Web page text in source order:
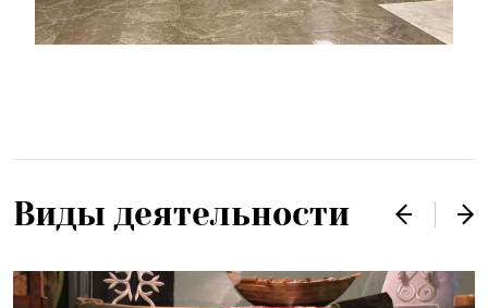
Виды деятельности